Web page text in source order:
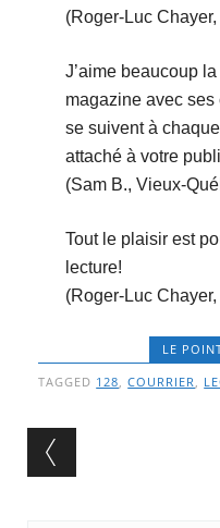
(Roger-Luc
J’aime beaucoup
magazine avec
se suivent à
attaché à votre
(Sam B., Vieux-
Tout le plaisir est
lecture!
(Roger-Luc
LE
TAGGED 128,COURRIER,
Post